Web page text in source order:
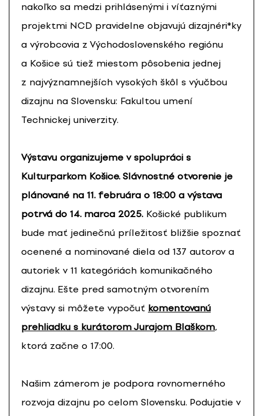
nakoľko sa medzi prihlásenými i víťaznými
projektmi NCD pravidelne objavujú dizajnéri*ky
a výrobcovia z Východoslovenského regiónu
a Košice sú tiež miestom pôsobenia jednej
z najvýznamnejších vysokých škôl s výučbou
dizajnu na Slovensku: Fakultou umení
Technickej univerzity.
Výstavu organizujeme v spolupráci s
Kulturparkom Košice. Slávnostné otvorenie je
plánované na 11. februára o 18:00 a výstava
potrvá do 14. marca 2025. Košické publikum
bude mať jedinečnú príležitosť bližšie spoznať
ocenené a nominované diela od 137 autorov a
autoriek v 11 kategóriách komunikačného
dizajnu. Ešte pred samotným otvorením
výstavy si môžete vypočuť komentovanú
prehliadku s kurátorom Jurajom Blaškom,
ktorá začne o 17:00.
Našim zámerom je podpora rovnomerného
rozvoja dizajnu po celom Slovensku. Podujatie v